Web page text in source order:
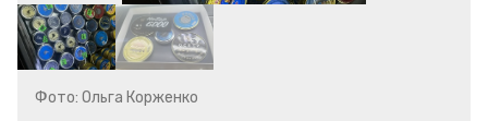
Фото: Ольга Корженко